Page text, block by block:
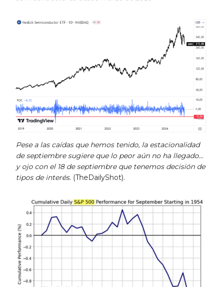
Pese a las caídas que hemos tenido, la estacionalidad
de septiembre sugiere que lo peor aún no ha llegado…
y ojo con el 18 de septiembre que tenemos decisión de
tipos de interés. (TheDailyShot).